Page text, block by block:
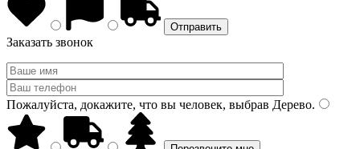
Заказать звонок
Пожалуйста, докажите, что вы человек, выбрав Дерево.